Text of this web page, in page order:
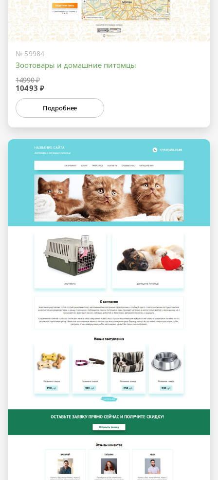
№ 59984
Зоотовары и домашние питомцы
14990 ₽
10493 ₽
Подробнее